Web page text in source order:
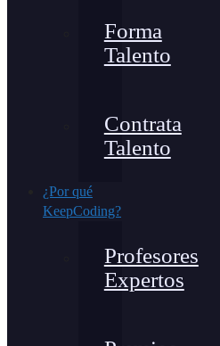
Forma
Talento
Contrata
Talento
¿Por qué
KeepCoding?
Profesores
Expertos